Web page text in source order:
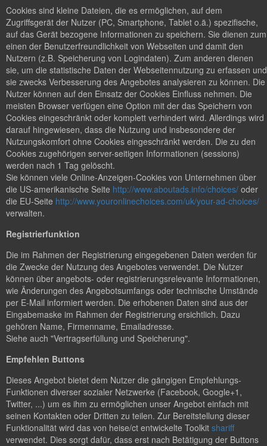
Cookies sind kleine Dateien, die es ermöglichen, auf dem
Zugriffsgerät der Nutzer (PC, Smartphone, Tablet o.ä.) spezifische,
auf das Gerät bezogene Informationen zu speichern. Sie dienen zum
einen der Benutzerfreundlichkeit von Webseiten und damit den
Nutzern (z.B. Speicherung von Logindaten). Zum anderen dienen
sie, um die statistische Daten der Webseitennutzung zu erfassen und
sie zwecks Verbesserung des Angebotes analysieren zu können. Die
Nutzer können auf den Einsatz der Cookies Einfluss nehmen. Die
meisten Browser verfügen eine Option mit der das Speichern von
Cookies eingeschränkt oder komplett verhindert wird. Allerdings wird
darauf hingewiesen, dass die Nutzung und insbesondere der
Nutzungskomfort ohne Cookies eingeschränkt werden. Die zu den
Cookies zugehörigen server-seitigen Informationen (sessions)
werden nach 1 Tag gelöscht.
Sie können viele Online-Anzeigen-Cookies von Unternehmen über
die US-amerikanische Seite http://www.aboutads.info/choices/ oder
die EU-Seite http://www.youronlinechoices.com/uk/your-ad-choices/
verwalten.
Registrierfunktion
Die im Rahmen der Registrierung eingegebenen Daten werden für
die Zwecke der Nutzung des Angebotes verwendet. Die Nutzer
können über angebots- oder registrierungsrelevante Informationen,
wie Änderungen des Angebotsumfangs oder technische Umstände
per E-Mail informiert werden. Die erhobenen Daten sind aus der
Eingabemaske im Rahmen der Registrierung ersichtlich. Dazu
gehören Name, Firmenname, Emailadresse.
Siehe auch "Vertragserfüllung und Speicherung".
Empfehlen Buttons
Dieses Angebot bietet dem Nutzer die gängigen Empfehlungs-
Funktionen diverser sozialer Netzwerke (Facebook, Google+1,
Twitter, ...) um es ihm zu ermöglichen unser Angebot einfach mit
seinen Kontakten oder Dritten zu teilen. Zur Bereitstellung dieser
Funktionalität wird das von heise/ct entwickelte Toolkit shariff
verwendet. Dies sorgt dafür, dass erst nach Betätigung der Buttons